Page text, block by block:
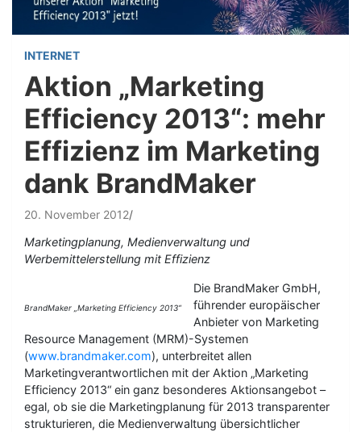
INTERNET
Aktion „Marketing
Efficiency 2013“: mehr
Effizienz im Marketing
dank BrandMaker
20. November 2012
Marketingplanung, Medienverwaltung und
Werbemittelerstellung mit Effizienz
BrandMaker „Marketing Efficiency 2013“
Die BrandMaker GmbH,
führender europäischer
Anbieter von Marketing
Resource Management (MRM)-Systemen
(www.brandmaker.com), unterbreitet allen
Marketingverantwortlichen mit der Aktion „Marketing
Efficiency 2013“ ein ganz besonderes Aktionsangebot –
egal, ob sie die Marketingplanung für 2013 transparenter
strukturieren, die Medienverwaltung übersichtlicher